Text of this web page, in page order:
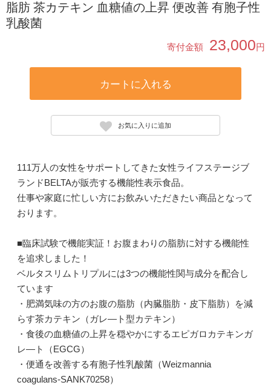
脂肪 茶カテキン 血糖値の上昇 便改善 有胞子性
乳酸菌
寄付金額 23,000円
カートに入れる
お気に入りに追加
111万人の女性をサポートしてきた女性ライフステージブ
ランドBELTAが販売する機能性表示食品。
仕事や家庭に忙しい方にお飲みいただきたい商品となって
おります。
■臨床試験で機能実証！お腹まわりの脂肪に対する機能性
を追求しました！
ベルタスリムトリプルには3つの機能性関与成分を配合し
ています
・肥満気味の方のお腹の脂肪（内臓脂肪・皮下脂肪）を減
らす茶カテキン（ガレ—ト型カテキン）
・食後の血糖値の上昇を穏やかにするエピガロカテキンガ
レ—ト（EGCG）
・便通を改善する有胞子性乳酸菌（Weizmannia
coagulans-SANK70258）